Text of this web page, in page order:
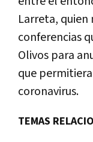
Larreta, quien
conferencias
Olivos para
que
coronavirus.
TEMAS